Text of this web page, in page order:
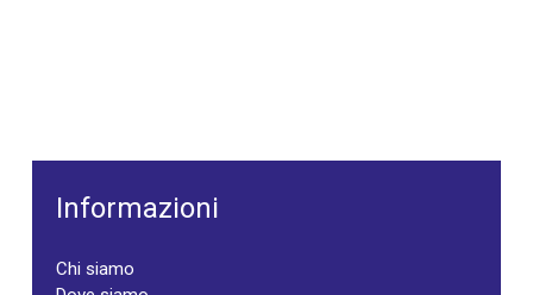
Informazioni
Chi siamo